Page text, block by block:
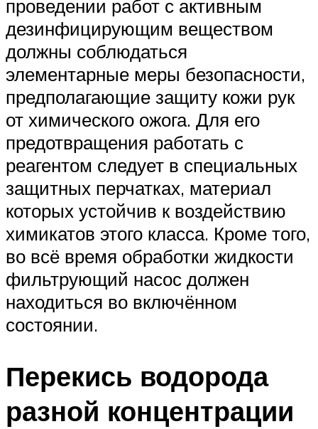
проведении работ с активным
дезинфицирующим веществом
должны соблюдаться
элементарные меры безопасности,
предполагающие защиту кожи рук
от химического ожога. Для его
предотвращения работать с
реагентом следует в специальных
защитных перчатках, материал
которых устойчив к воздействию
химикатов этого класса. Кроме того,
во всё время обработки жидкости
фильтрующий насос должен
находиться во включённом
состоянии.
Перекись водорода
разной концентрации